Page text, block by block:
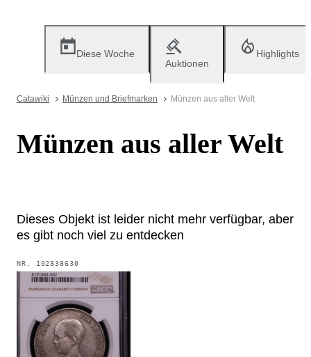
Diese Woche
Auktionen
Highlights
Catawiki Münzen und Briefmarken Münzen aus aller Welt
Münzen aus aller Welt
Dieses Objekt ist leider nicht mehr verfügbar, aber
es gibt noch viel zu entdecken
NR. 102838630